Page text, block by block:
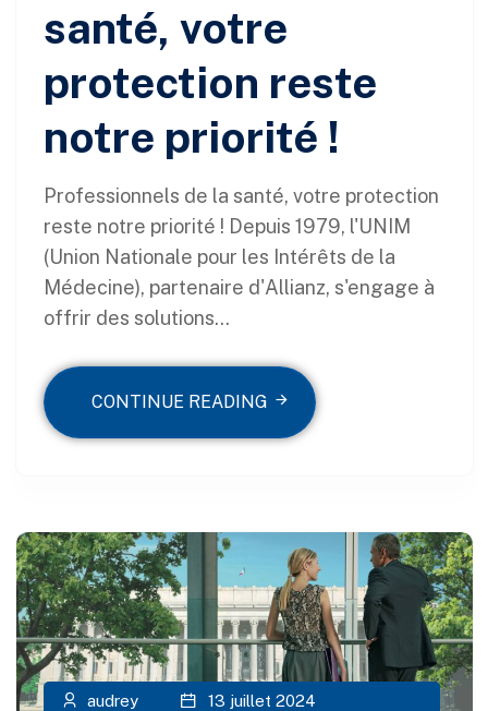
santé, votre
protection reste
notre priorité !
Professionnels de la santé, votre protection
reste notre priorité ! Depuis 1979, l'UNIM
(Union Nationale pour les Intérêts de la
Médecine), partenaire d'Allianz, s'engage à
offrir des solutions...
CONTINUE READING
audrey
13 juillet 2024